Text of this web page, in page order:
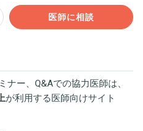
医師に相談
ー、Q&Aでの協力医師は、
が利用する医師向けサイト